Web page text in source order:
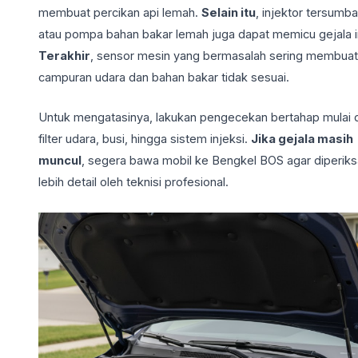
membuat percikan api lemah. Selain itu, injektor
atau pompa bahan bakar lemah juga dapat memicu gejala
Terakhir, sensor mesin yang bermasalah sering membuat
campuran udara dan bahan bakar tidak sesuai.
Untuk mengatasinya, lakukan pengecekan bertahap mulai
filter udara, busi, hingga sistem injeksi. Jika gejala masih
muncul , segera bawa mobil ke Bengkel BOS agar
lebih detail oleh teknisi profesional.